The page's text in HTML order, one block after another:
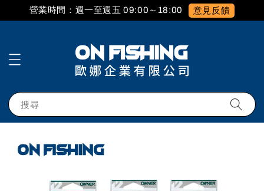
營業時間：週一至週五 09:00～18:00 意見反饋
搜尋